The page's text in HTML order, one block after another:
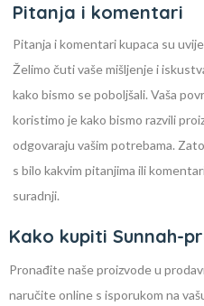
Pitanja i komentari
Pitanja i komentari kupaca su
Želimo čuti vaše mišljenje i
kako bismo se poboljšali. Vaša
koristimo je kako bismo razvili
odgovaraju vašim potrebama.
s bilo kakvim pitanjima ili
suradnji.
Kako kupiti Sunnah-
Pronađite naše proizvode u
naručite online s isporukom na